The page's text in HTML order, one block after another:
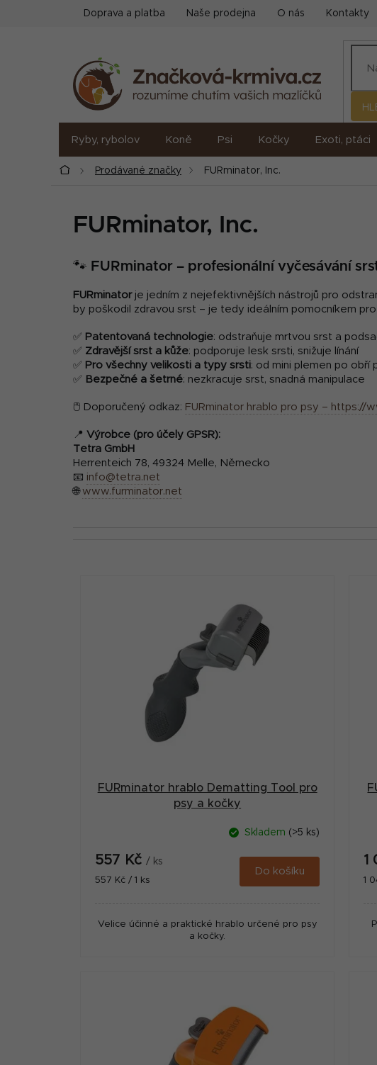
Doprava a platba Naše prodejna O nás Kontakty
Ryby, rybolov Koně Psi Kočky Exoti, ptáci
DomůProdávané značky FURminator, Inc.
FURminator, Inc.
🐾 FURminator – profesionální vyčesávání
FURminatorje jedním z nejefektivnějších nástrojů pro
by poškodil zdravou srst – je tedy ideálním pomocníkem
✅ Patentovaná technologie: odstraňuje mrtvou srst a
✅ Zdravější srst a kůže: podporuje lesk srsti, snižuje línání
✅ Pro všechny velikosti a typy srsti: od mini plemen po obří
✅ Bezpečné a šetrné: nezkracuje srst, snadná manipulace
🖱 Doporučený odkaz: FURminator hrablo pro psy – https://
📍 Výrobce (pro účely GPSR):
Tetra GmbH
Herrenteich 78, 49324 Melle, Německo
📧 info@tetra.net
🌐www.furminator.net
FURminator hrablo Dematting Tool pro
psy a kočky
Skladem (>5 ks)
557 Kč / ks
Měrná
557 Kč / 1 ks
Do košíku
Velice účinné a praktické hrablo určené pro psy
a kočky.
1
1